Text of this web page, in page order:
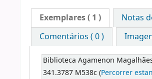
Exemplares( 1 )
Notas
Comentários ( 0 )
Biblioteca Agamenon
341.3787 M538c (Percorrer